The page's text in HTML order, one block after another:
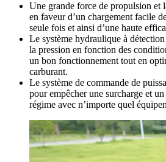
Une grande force de propulsion et
en faveur d’un chargement facile
seule fois et ainsi d’une haute
Le système hydraulique à
la pression en fonction des
un bon fonctionnement tout en
carburant.
Le système de commande de
pour empêcher une surcharge et
régime avec n’importe quel